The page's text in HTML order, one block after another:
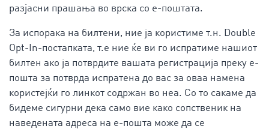
разјасни прашања во врска со е-поштата.
За испорака на билтени, ние ја користиме т.н. Double
Opt-In-постапката, т.е ние ќе ви го испратиме нашиот
билтен ако ја потврдите вашата регистрација преку е-
пошта за потврда испратена до вас за оваа намена
користејќи го линкот содржан во неа. Со то сакаме да
бидеме сигурни дека само вие како сопственик на
наведената адреса на е-пошта може да се